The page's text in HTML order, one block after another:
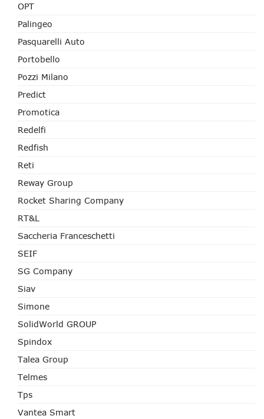
OPT
Palingeo
Pasquarelli Auto
Portobello
Pozzi Milano
Predict
Promotica
Redelfi
Redfish
Reti
Reway Group
Rocket Sharing Company
RT&L
Saccheria Franceschetti
SEIF
SG Company
Siav
Simone
SolidWorld GROUP
Spindox
Talea Group
Telmes
Tps
Vantea Smart